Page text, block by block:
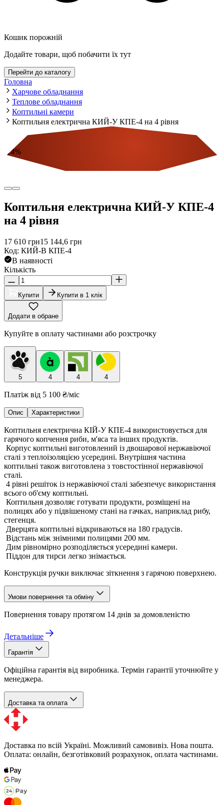
Кошик порожній
Додайте товари, щоб побачити їх тут
Перейти до каталогу
Головна
Харчове обладнання
Теплове обладнання
Коптильні камери
Коптильня електрична КИЙ-У КПЕ-4 на 4 рівня
14%
Коптильня електрична КИЙ-У КПЕ-4
на 4 рівня
17 610 грн15 144,6 грн
Код: КИЙ-В КПЕ-4
В наявності
Кількість
Купити Купити в 1 клік
Додати в обране
Купуйте в оплату частинами або розстрочку
5 4 4 4
Платіж від 5 100 ₴/міс
Опис Характеристики
Коптильня електрична КІЙ-У КПЕ-4 використовується для
гарячого копчення риби, м'яса та інших продуктів.
Корпус коптильні виготовлений із двошарової нержавіючої
сталі з теплоізоляцією усередині. Внутрішня частина
коптильні також виготовлена з товстостінної нержавіючої
сталі.
4 рівні решіток із нержавіючої сталі забезпечує використання
всього об'єму коптильні.
Коптильня дозволяє готувати продукти, розміщені на
полицях або у підвішеному стані на гачках, наприклад рибу,
стегенця.
Дверцята коптильні відкриваються на 180 градусів.
Відстань між знімними полицями 200 мм.
Дим рівномірно розподіляється усередині камери.
Піддон для тирси легко знімається.
Конструкція ручки виключає зіткнення з гарячою поверхнею.
Умови повернення та обміну
Повернення товару протягом 14 днів за домовленістю
Детальніше
Гарантія
Офіційна гарантія від виробника. Термін гарантії уточнюйте у
менеджера.
Доставка та оплата
Доставка по всій Україні. Можливий самовивіз. Нова пошта.
Оплата: онлайн, безготівковий розрахунок, оплата частинами.